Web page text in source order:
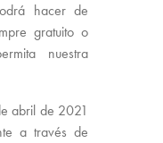
hacer de
gratuito o
nuestra
abril de 2021
a través de